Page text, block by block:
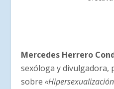
Mercedes Herrero
sexóloga y
sobre